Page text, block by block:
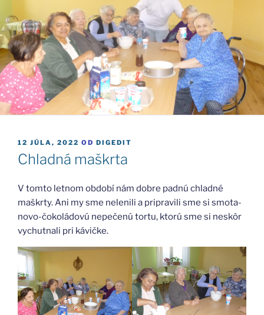
PUBLIKOVANÉ
12 JÚLA, 2022 OD DIGEDIT
Chladná maškrta
V tom­to let­nom obdo­bí nám dob­re pad­nú chlad­né
maškr­ty. Ani my sme nele­ni­li a pri­pra­vi­li sme si smo­ta­
no­vo-čoko­lá­do­vú nepe­če­nú tor­tu, kto­rú sme si neskôr
vychut­na­li pri kávič­ke.